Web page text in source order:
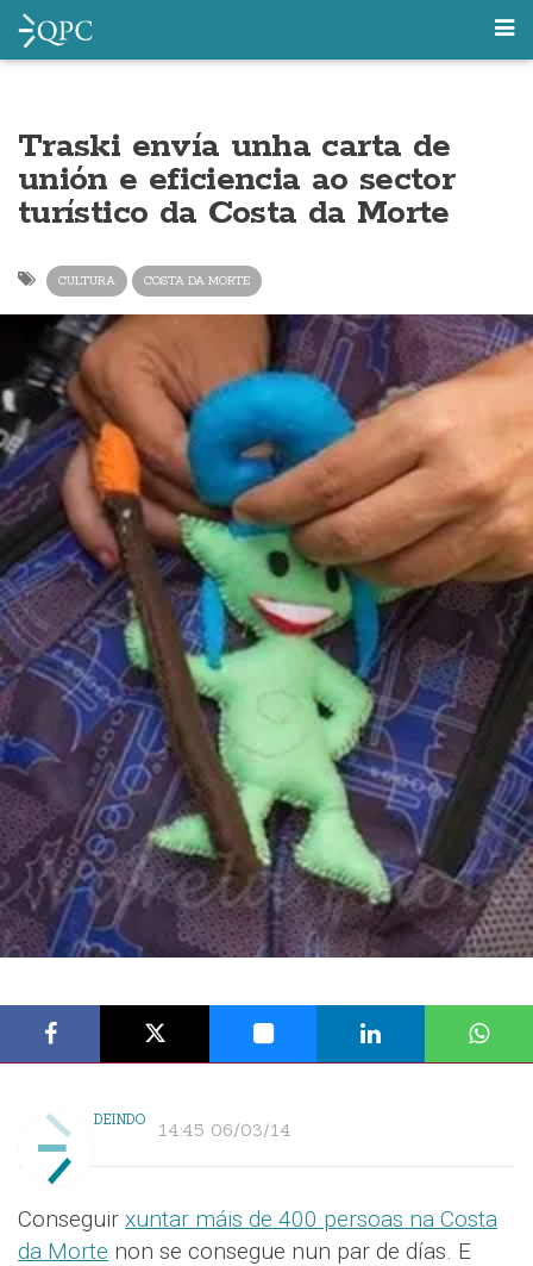
Traski envía unha carta de
unión e eficiencia ao sector
turístico da Costa da Morte
CULTURA COSTA DA MORTE
DEINDO 14:45 06/03/14
Conseguir xuntar máis de 400 persoas na Costa
da Morte non se consegue nun par de días. E